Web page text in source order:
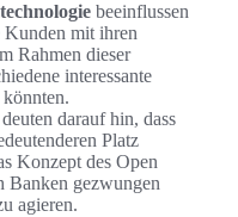
beeinflussen
Kunden mit ihren
Rahmen dieser
interessante
darauf hin, dass
Platz
Konzept des Open
Banken gezwungen
agieren.